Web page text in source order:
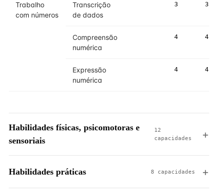
Trabalho
com números
Transcrição
de dados
3 3
Compreensão
numérica
4 4
Expressão
numérica
4 4
Habilidades físicas, psicomotoras e
sensoriais
12
capacidades
Habilidades práticas 8 capacidades